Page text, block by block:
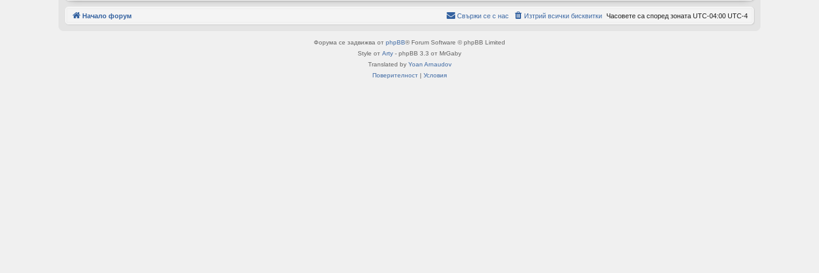
ов
Начало форум Часовете са според зоната UTC-04:00 UTC-4
Изтрий всички бисквитки
Свържи се с нас
Форума се задвижва от phpBB® Forum Software © phpBB Limited
Style от Arty - phpBB 3.3 от MrGaby
Translated by Yoan Arnaudov
Поверителност | Условия